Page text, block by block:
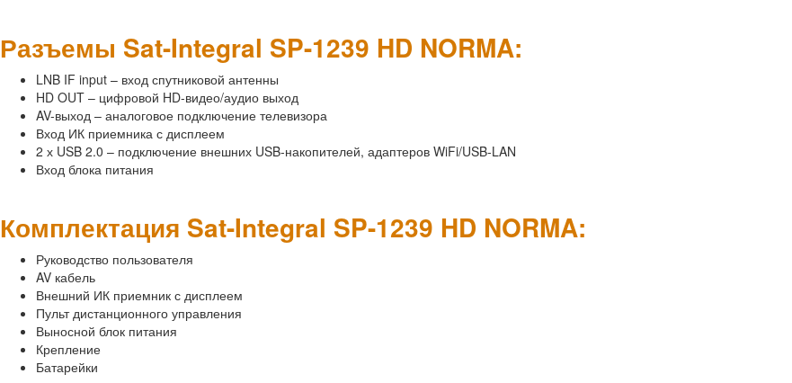
Разъемы Sat-Integral SP-1239 HD NORMA:
LNB IF input – вход спутниковой антенны
HD OUT – цифровой HD-видео/аудио выход
AV-выход – аналоговое подключение телевизора
Вход ИК приемника с дисплеем
2 х USB 2.0 – подключение внешних USB-накопителей, адаптеров WiFi/USB-LAN
Вход блока питания
Комплектация Sat-Integral SP-1239 HD NORMA:
Руководство пользователя
AV кабель
Внешний ИК приемник с дисплеем
Пульт дистанционного управления
Выносной блок питания
Крепление
Батарейки